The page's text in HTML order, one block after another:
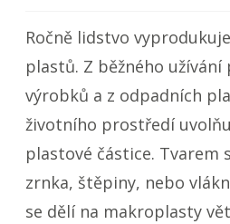
Ročně lidstvo
plastů. Z běžného užívání
výrobků a z odpadních
životního prostředí
plastové částice. Tvarem
zrnka, štěpiny, nebo
se dělí na makroplasty